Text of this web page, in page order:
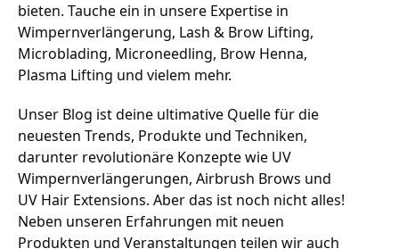
bieten. Tauche ein in unsere Expertise in
Wimpernverlängerung, Lash & Brow Lifting,
Microblading, Microneedling, Brow Henna,
Plasma Lifting und vielem mehr.
Unser Blog ist deine ultimative Quelle für die
neuesten Trends, Produkte und Techniken,
darunter revolutionäre Konzepte wie UV
Wimpernverlängerungen, Airbrush Brows und
UV Hair Extensions. Aber das ist noch nicht alles!
Neben unseren Erfahrungen mit neuen
Produkten und Veranstaltungen teilen wir auch